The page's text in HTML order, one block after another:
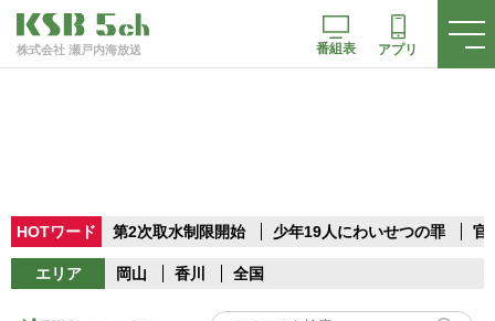
株式会社 瀬戸内海放送 番組表 アプリ
HOTワード 第2次取水制限開始 少年19人にわいせつの罪 官
エリア 岡山 香川 全国